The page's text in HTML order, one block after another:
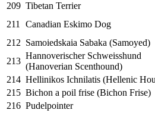
209 Tibetan Terrier
211
Canadian Eskimo Dog
212 Samoiedskaia Sabaka (Samoyed)
213
Hannoverischer Schweisshund
(Hanoverian Scenthound)
214 Hellinikos Ichnilatis (Hellenic
215 Bichon a poil frise (Bichon Frise)
216 Pudelpointer